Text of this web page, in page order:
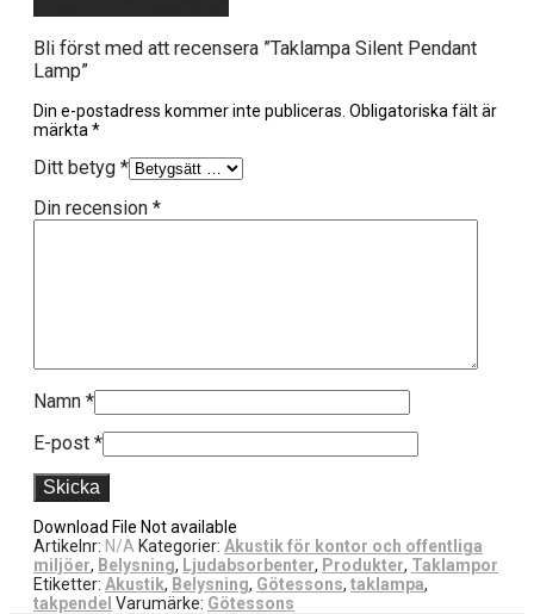
Bli först med att recensera ”Taklampa Silent Pendant
Lamp”
Din e-postadress kommer inte publiceras. Obligatoriska fält är
märkta *
Ditt betyg *
Din recension *
Namn *
E-post *
Download File Not available
Artikelnr: N/A Kategorier: Akustik för kontor och offentliga
miljöer, Belysning, Ljudabsorbenter, Produkter, Taklampor
Etiketter: Akustik, Belysning, Götessons, taklampa,
takpendel Varumärke: Götessons